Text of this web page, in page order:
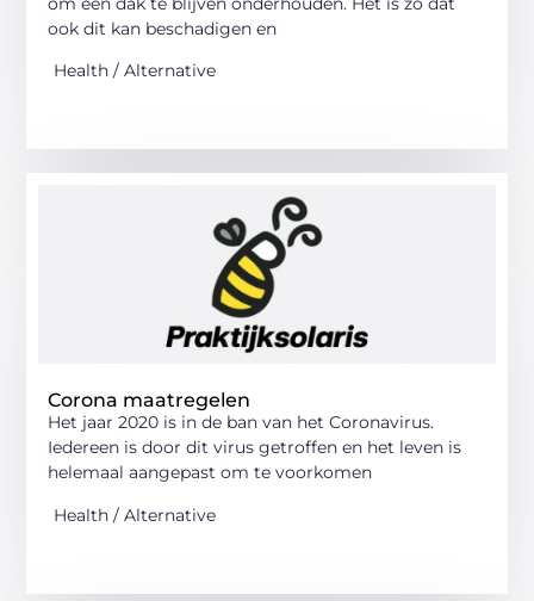
ook dit kan beschadigen en
Health / Alternative
Corona maatregelen
Het jaar 2020 is in de ban van het Coronavirus.
Iedereen is door dit virus getroffen en het leven is
helemaal aangepast om te voorkomen
Health / Alternative